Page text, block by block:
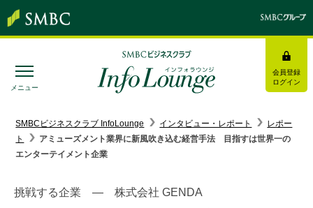
メニュー
会員登録
ログイン
みんなの研修
ログイン/会員登録
SMBCビジネスクラブ InfoLounge インタビュー・レポート
レポー
ト
アミューズメント業界に新風吹き込む経営手法 目指すは世界一の
エンターテイメント企業
挑戦する企業 ― 株式会社 GENDA